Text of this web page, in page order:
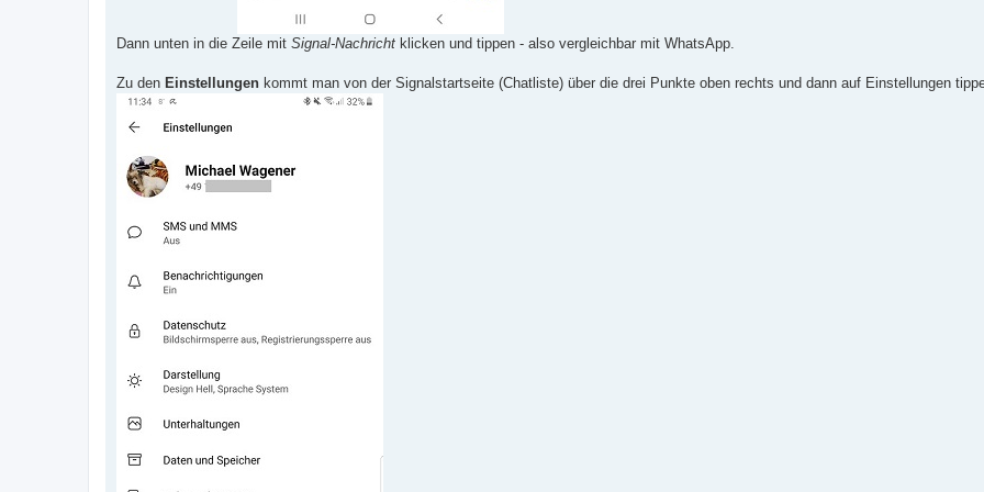
Dann unten in die Zeile mit Signal-Nachricht klicken und tippen - also vergleichbar mit WhatsApp.
Zu den Einstellungen kommt man von der Signalstartseite (Chatliste) über die drei Punkte oben rechts und dann auf Einstellungen